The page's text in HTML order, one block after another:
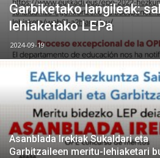
Garbiketako langileak:
lehiaketako LEPa
2024-09-19
Asanblada Irekiak Sukaldari eta
Garbitzaileen meritu-lehiaketari